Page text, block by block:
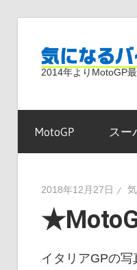
2014年よりMotoGP
MotoGP スー
2018年12月27日
イタリアGPの